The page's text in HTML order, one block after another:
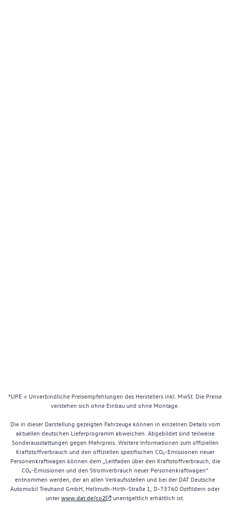
*UPE = Unverbindliche Preisempfehlungen des Herstellers inkl. MwSt. Die Preise
verstehen sich ohne Einbau und ohne Montage.
Die in dieser Darstellung gezeigten Fahrzeuge können in einzelnen Details vom
aktuellen deutschen Lieferprogramm abweichen. Abgebildet sind teilweise
Sonderausstattungen gegen Mehrpreis. Weitere Informationen zum offiziellen
Kraftstoffverbrauch und den offiziellen spezifischen CO₂-Emissionen neuer
Personenkraftwagen können dem „Leitfaden über den Kraftstoffverbrauch, die
CO₂-Emissionen und den Stromverbrauch neuer Personenkraftwagen“
entnommen werden, der an allen Verkaufsstellen und bei der DAT Deutsche
Automobil Treuhand GmbH, Hellmuth-Hirth-Straße 1, D-73760 Ostfildern oder
unterwww.dat.de/co2 unentgeltlich erhältlich ist.